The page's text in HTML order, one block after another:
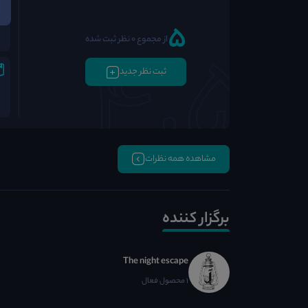
5از مجموع 0 نظر ثبت شده
ثبت نظر جدید
مشاهده همه نظرات
برگزار کننده
The night escape
1 محصول فعال